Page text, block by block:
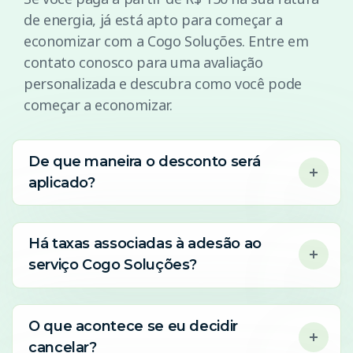
de energia, já está apto para começar a
economizar com a Cogo Soluções. Entre em
contato conosco para uma avaliação
personalizada e descubra como você pode
começar a economizar.
De que maneira o desconto será
aplicado?
Há taxas associadas à adesão ao
serviço Cogo Soluções?
O que acontece se eu decidir
cancelar?